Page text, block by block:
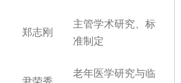
郑志刚
主管学术研究、标
准制定
老年医学研究与临